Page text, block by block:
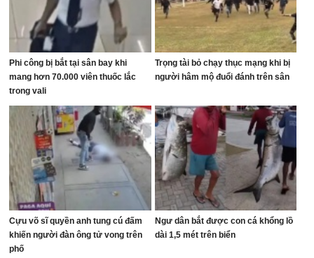
Phi công bị bắt tại sân bay khi
mang hơn 70.000 viên thuốc lắc
trong vali
Trọng tài bỏ chạy thục mạng khi bị
người hâm mộ đuổi đánh trên sân
Cựu võ sĩ quyền anh tung cú đấm
khiến người đàn ông tử vong trên
phố
Ngư dân bắt được con cá khổng lồ
dài 1,5 mét trên biển